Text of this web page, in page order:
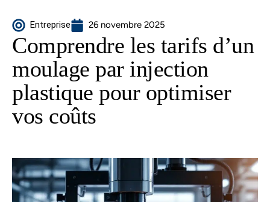
Entreprise 26 novembre 2025
Comprendre les tarifs d’un
moulage par injection
plastique pour optimiser
vos coûts